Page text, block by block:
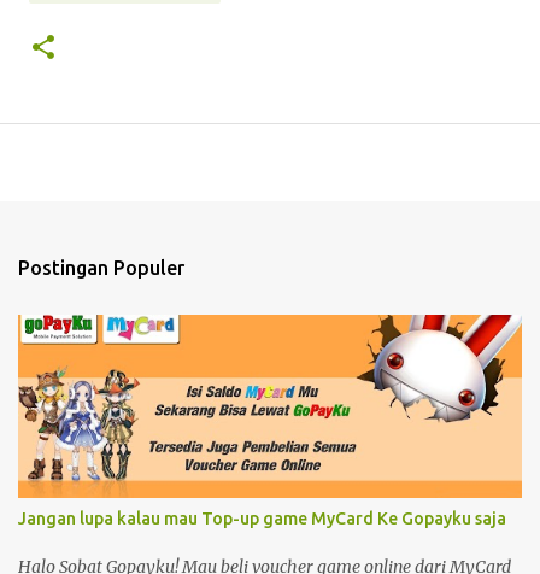
Postingan Populer
Jangan lupa kalau mau Top-up game MyCard Ke Gopayku saja
Halo Sobat Gopayku! Mau beli voucher game online dari MyCard